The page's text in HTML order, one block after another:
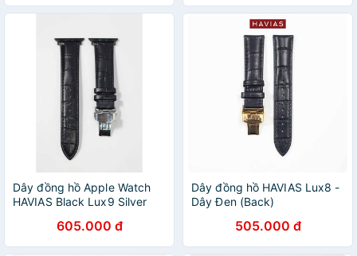
Dây đồng hồ Apple Watch
HAVIAS Black Lux9 Silver
605.000 đ
Dây đồng hồ HAVIAS Lux8 -
Dây Đen (Back)
505.000 đ